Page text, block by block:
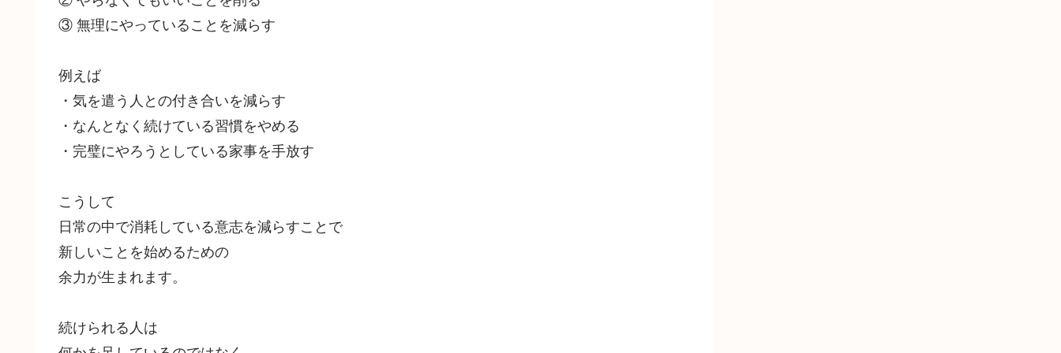
③ 無理にやっていることを減らす
例えば
・気を遣う人との付き合いを減らす
・なんとなく続けている習慣をやめる
・完璧にやろうとしている家事を手放す
こうして
日常の中で消耗している意志を減らすことで
新しいことを始めるための
余力が生まれます。
続けられる人は